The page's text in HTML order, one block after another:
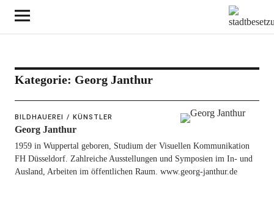
Kategorie: Georg Janthur
BILDHAUEREI KÜNSTLER
Georg Janthur
1959 in Wuppertal geboren, Studium der Visuellen Kommunikation
FH Düsseldorf. Zahlreiche Ausstellungen und Symposien im In- und
Ausland, Arbeiten im öffentlichen Raum. www.georg-janthur.de